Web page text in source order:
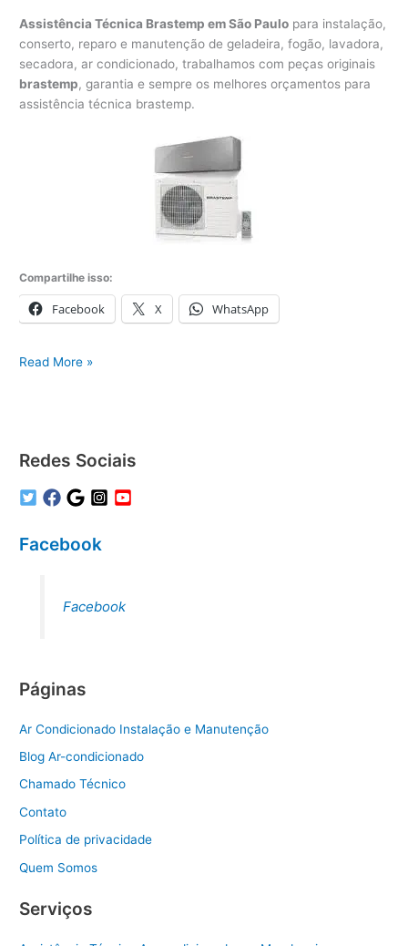
Assistência Técnica Brastemp em São Paulo para instalação,
conserto, reparo e manutenção de geladeira, fogão, lavadora,
secadora, ar condicionado, trabalhamos com peças originais
brastemp, garantia e sempre os melhores orçamentos para
assistência técnica brastemp.
Compartilhe isso:
Facebook X WhatsApp
Assistência
Paulo
Read More »
Redes Sociais
Facebook
Facebook
Páginas
Ar Condicionado Instalação e Manutenção
Blog Ar-condicionado
Chamado Técnico
Contato
Política de privacidade
Quem Somos
Serviços